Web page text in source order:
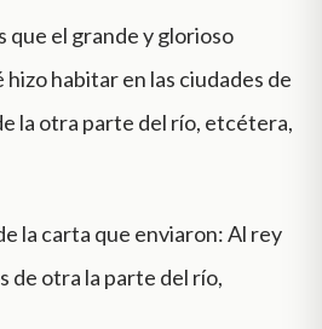
que el grande y glorioso
habitar en las ciudades de
la otra parte del río, etcétera,
la carta que enviaron: Al rey
de otra la parte del río,